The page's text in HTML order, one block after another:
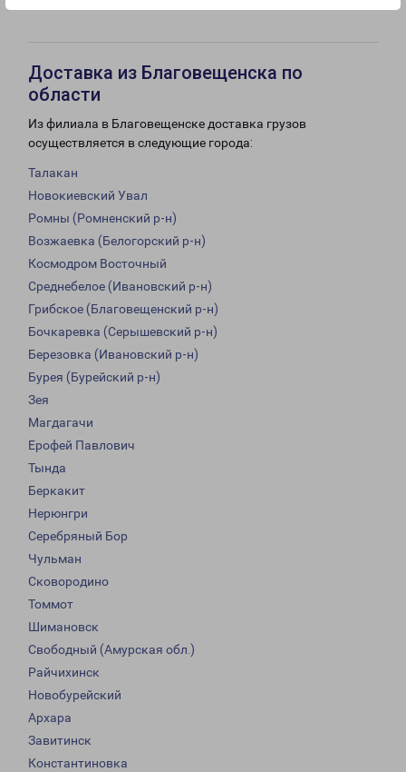
Доставка из Благовещенска по
области
Из филиала в Благовещенске доставка грузов
осуществляется в следующие города:
Талакан
Новокиевский Увал
Ромны (Ромненский р-н)
Возжаевка (Белогорский р-н)
Космодром Восточный
Среднебелое (Ивановский р-н)
Грибское (Благовещенский р-н)
Бочкаревка (Серышевский р-н)
Березовка (Ивановский р-н)
Бурея (Бурейский р-н)
Зея
Магдагачи
Ерофей Павлович
Тында
Беркакит
Нерюнгри
Серебряный Бор
Чульман
Сковородино
Томмот
Шимановск
Свободный (Амурская обл.)
Райчихинск
Новобурейский
Архара
Завитинск
Константиновка